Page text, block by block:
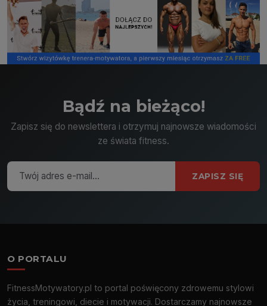
Bądź na bieżąco!
Zapisz się do newslettera i otrzymuj najnowsze wiadomości
ze świata fitness.
ZAPISZ SIĘ
O PORTALU
FitnessMotywatory.pl to portal poświęcony zdrowemu stylowi
życia, treningowi, diecie i motywacji. Dostarczamy najnowsze